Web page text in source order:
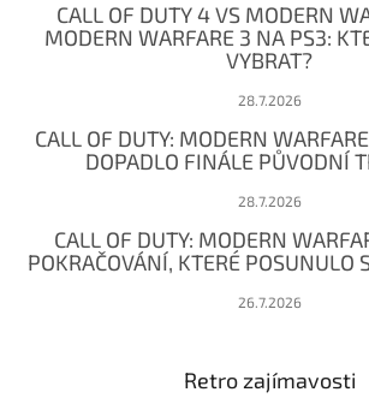
CALL OF DUTY 4 VS MODERN
MODERN WARFARE 3 NA PS3:
VYBRAT?
28.7.2026
CALL OF DUTY: MODERN
DOPADLO FINÁLE PŮVODNÍ
28.7.2026
CALL OF DUTY: MODERN
POKRAČOVÁNÍ, KTERÉ POSUNULO
26.7.2026
Retro zajímavosti